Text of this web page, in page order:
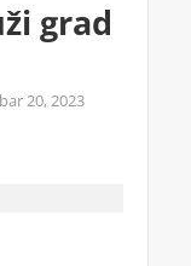
grad
20, 2023